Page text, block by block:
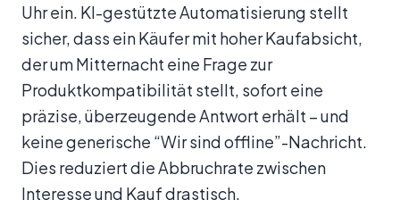
Uhr ein. KI-gestützte Automatisierung stellt
sicher, dass ein Käufer mit hoher Kaufabsicht,
der um Mitternacht eine Frage zur
Produktkompatibilität stellt, sofort eine
präzise, überzeugende Antwort erhält – und
keine generische “Wir sind offline”-Nachricht.
Dies reduziert die Abbruchrate zwischen
Interesse und Kauf drastisch.